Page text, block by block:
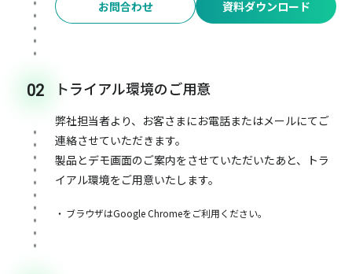
お問合わせ 資料ダウンロード
02 トライアル環境のご用意
弊社担当者より、お客さまにお電話またはメールにてご
連絡させていただきます。
製品とデモ画面のご案内をさせていただいたあと、トラ
イアル環境をご用意いたします。
ブラウザはGoogle Chromeをご利用ください。